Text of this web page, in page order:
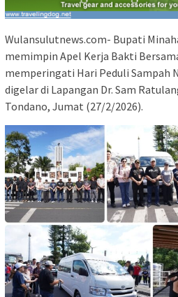
Wulansulutnews.com- Bupati
memimpin Apel Kerja Bakti
memperingati Hari Peduli Sampah
digelar di Lapangan Dr. Sam
Tondano, Jumat (27/2/2026).